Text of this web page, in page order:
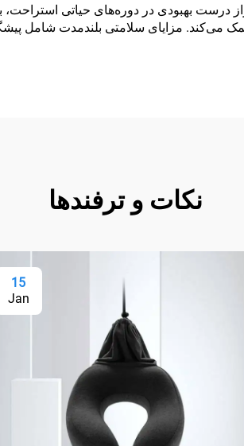
درست بهبودی در دوره‌های حیاتی
می‌کند. مزایای سلامتی بلندمدت شامل
نکات و ترفندها
15
Jan